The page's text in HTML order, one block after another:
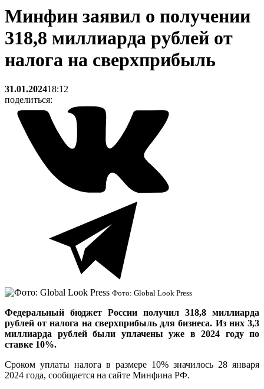
Минфин заявил о получении
318,8 миллиарда рублей от
налога на сверхприбыль
31.01.202418:12
поделиться:
Фото: Global Look Press
Федеральный бюджет России получил 318,8 миллиарда
рублей от налога на сверхприбыль для бизнеса. Из них 3,3
миллиарда рублей были уплачены уже в 2024 году по
ставке 10%.
Сроком уплаты налога в размере 10% значилось 28 января
2024 года, сообщается на сайте Минфина РФ.